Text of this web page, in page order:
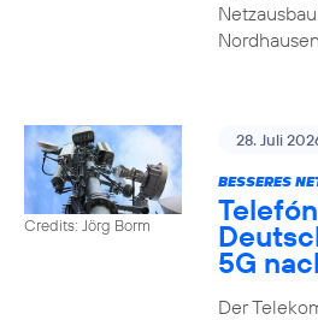
Credits: Jörg Borm
28. Juli
BESSERES
5G
Der